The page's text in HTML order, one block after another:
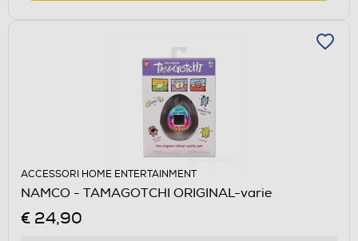
ACCESSORI HOME ENTERTAINMENT
NAMCO - TAMAGOTCHI ORIGINAL-varie
€ 24,90